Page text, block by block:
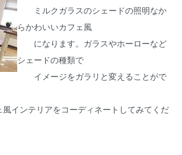
ミルクガラスのシェードの照明なか
らかわいいカフェ風
になります。ガラスやホーローなど
シェードの種類で
イメージをガラリと変えることがで
インテリアをコーディネートしてみてくだ